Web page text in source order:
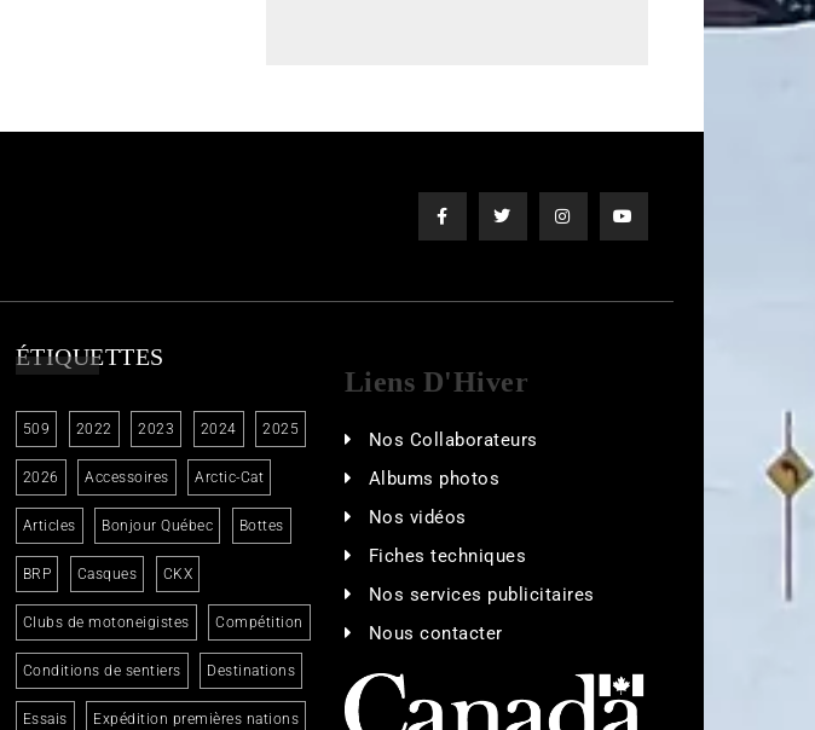
ÉTIQUETTES
509 2022 2023 2024 2025
2026 Accessoires Arctic-Cat
Articles Bonjour Québec Bottes
BRP Casques CKX
Clubs de motoneigistes Compétition
Conditions de sentiers Destinations
Essais Expédition premières nations
Liens D'Hiver
Nos Collaborateurs
Albums photos
Nos vidéos
Fiches techniques
Nos services publicitaires
Nous contacter